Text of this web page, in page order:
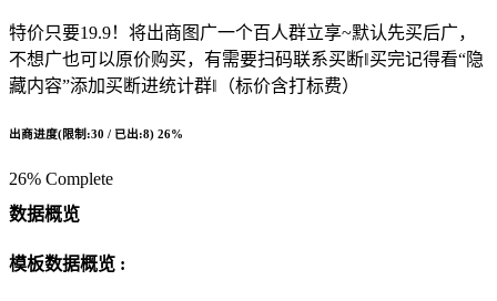
特价只要19.9！将出商图广一个百人群立享~默认先买后广，
不想广也可以原价购买，有需要扫码联系买断‖买完记得看“隐
藏内容”添加买断进统计群‖（标价含打标费）
出商进度(限制:30 / 已出:8) 26%
26% Complete
数据概览
模板数据概览 :